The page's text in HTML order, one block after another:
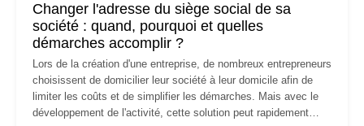
Changer l'adresse du siège social de sa
société : quand, pourquoi et quelles
démarches accomplir ?
Lors de la création d'une entreprise, de nombreux entrepreneurs
choisissent de domicilier leur société à leur domicile afin de
limiter les coûts et de simplifier les démarches. Mais avec le
développement de l'activité, cette solution peut rapidement